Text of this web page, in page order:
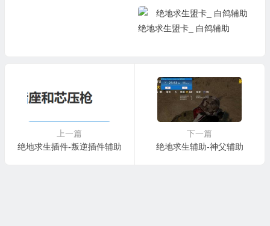
绝地求生盟卡_ 白鸽辅助
上一篇
绝地求生插件-叛逆插件辅助
下一篇
绝地求生辅助-神父辅助